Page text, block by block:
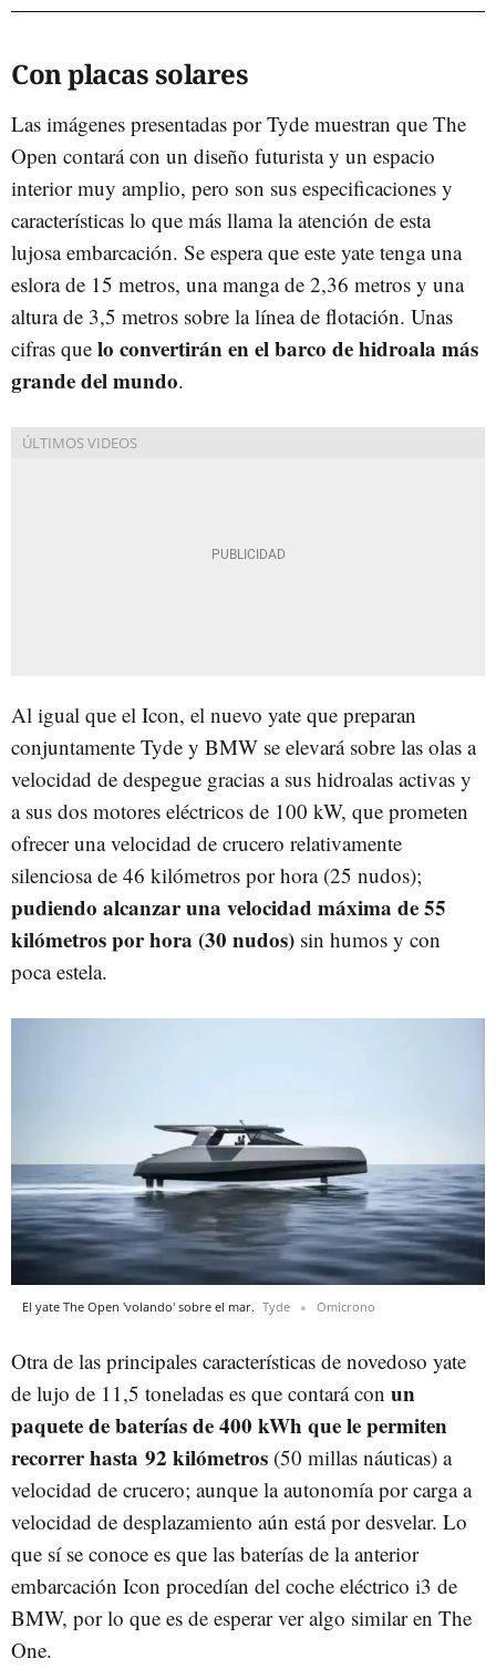
Con placas solares
Las imágenes presentadas por Tyde muestran que The
Open contará con un diseño futurista y un espacio
interior muy amplio, pero son sus especificaciones y
características lo que más llama la atención de esta
lujosa embarcación. Se espera que este yate tenga una
eslora de 15 metros, una manga de 2,36 metros y una
altura de 3,5 metros sobre la línea de flotación. Unas
cifras que lo convertirán en el barco de hidroala más
grande del mundo.
Al igual que el Icon, el nuevo yate que preparan
conjuntamente Tyde y BMW se elevará sobre las olas a
velocidad de despegue gracias a sus hidroalas activas y
a sus dos motores eléctricos de 100 kW, que prometen
ofrecer una velocidad de crucero relativamente
silenciosa de 46 kilómetros por hora (25 nudos);
pudiendo alcanzar una velocidad máxima de 55
kilómetros por hora (30 nudos) sin humos y con
poca estela.
El yate The Open 'volando' sobre el mar. Tyde Omicrono
Otra de las principales características de novedoso yate
de lujo de 11,5 toneladas es que contará con un
paquete de baterías de 400 kWh que le permiten
recorrer hasta 92 kilómetros (50 millas náuticas) a
velocidad de crucero; aunque la autonomía por carga a
velocidad de desplazamiento aún está por desvelar. Lo
que sí se conoce es que las baterías de la anterior
embarcación Icon procedían del coche eléctrico i3 de
BMW, por lo que es de esperar ver algo similar en The
One.